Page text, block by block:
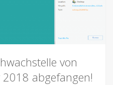
von
2018 abgefangen!